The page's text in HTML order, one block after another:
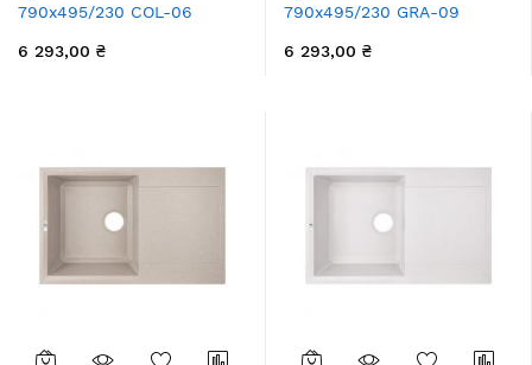
790x495/230 COL-06
6 293,00 ₴
790x495/230 GRA-09
6 293,00 ₴